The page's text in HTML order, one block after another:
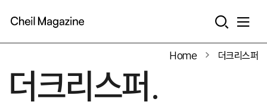
Home 더크리스퍼
더크리스퍼.